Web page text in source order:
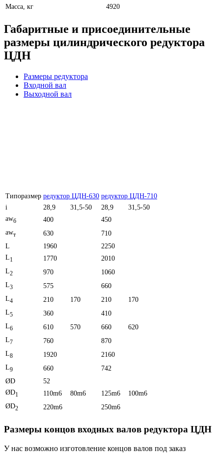
Масса, кг 4920
Габаритные и присоединительные
размеры цилиндрического редуктора
ЦДН
Размеры редуктора
Входной вал
Выходной вал
Типоразмер редуктор ЦДН-630 редуктор ЦДН-710
i
28,9 31,5-50 28,9
31,5-50
awб 400
450
awт 630
710
L
1960
2250
L1 1770
2010
L2 970
1060
L3 575
660
L4 210 170 210
170
L5 360
410
L6 610 570 660
620
L7 760
870
L8 1920
2160
L9 660
742
ØD
52
ØD1 110m6 80m6 125m6
100m6
ØD2 220m6 250m6
Размеры концов входных валов редуктора ЦДН
У нас возможно изготовление концов валов под заказ